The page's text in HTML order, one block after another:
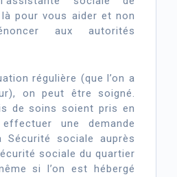
pour vous aider et non
aux autorités
régulière (que l’on a
on peut être soigné.
de soins soient pris en
une demande
Sécurité sociale auprès
sociale du quartier
si l’on est hébergé